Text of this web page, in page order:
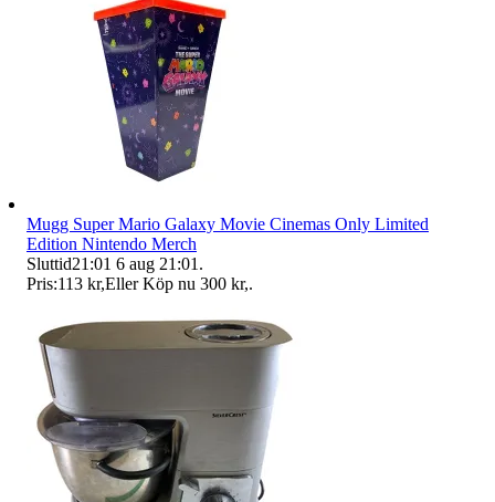
Mugg Super Mario Galaxy Movie Cinemas Only Limited
Edition Nintendo Merch
Sluttid21:01 6 aug 21:01 .
Pris:113 kr,Eller Köp nu 300 kr,.